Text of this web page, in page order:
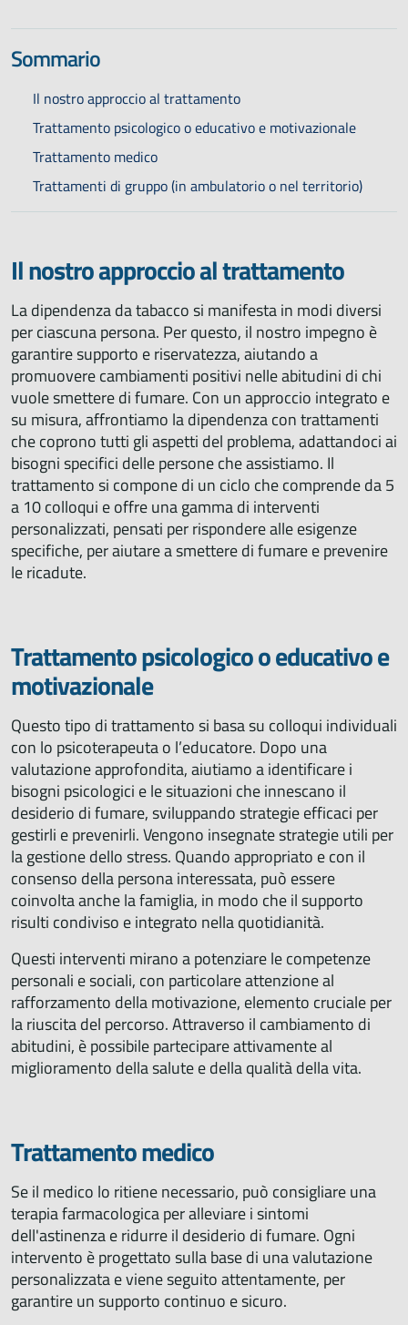
Sommario
Il nostro approccio al trattamento
Trattamento psicologico o educativo e motivazionale
Trattamento medico
Trattamenti di gruppo (in ambulatorio o nel territorio)
Il nostro approccio al trattamento
La dipendenza da tabacco si manifesta in modi diversi
per ciascuna persona. Per questo, il nostro impegno è
garantire supporto e riservatezza, aiutando a
promuovere cambiamenti positivi nelle abitudini di chi
vuole smettere di fumare. Con un approccio integrato e
su misura, affrontiamo la dipendenza con trattamenti
che coprono tutti gli aspetti del problema, adattandoci ai
bisogni specifici delle persone che assistiamo. Il
trattamento si compone di un ciclo che comprende da 5
a 10 colloqui e offre una gamma di interventi
personalizzati, pensati per rispondere alle esigenze
specifiche, per aiutare a smettere di fumare e prevenire
le ricadute.
Trattamento psicologico o educativo e
motivazionale
Questo tipo di trattamento si basa su colloqui individuali
con lo psicoterapeuta o l’educatore. Dopo una
valutazione approfondita, aiutiamo a identificare i
bisogni psicologici e le situazioni che innescano il
desiderio di fumare, sviluppando strategie efficaci per
gestirli e prevenirli. Vengono insegnate strategie utili per
la gestione dello stress. Quando appropriato e con il
consenso della persona interessata, può essere
coinvolta anche la famiglia, in modo che il supporto
risulti condiviso e integrato nella quotidianità.
Questi interventi mirano a potenziare le competenze
personali e sociali, con particolare attenzione al
rafforzamento della motivazione, elemento cruciale per
la riuscita del percorso. Attraverso il cambiamento di
abitudini, è possibile partecipare attivamente al
miglioramento della salute e della qualità della vita.
Trattamento medico
Se il medico lo ritiene necessario, può consigliare una
terapia farmacologica per alleviare i sintomi
dell'astinenza e ridurre il desiderio di fumare. Ogni
intervento è progettato sulla base di una valutazione
personalizzata e viene seguito attentamente, per
garantire un supporto continuo e sicuro.